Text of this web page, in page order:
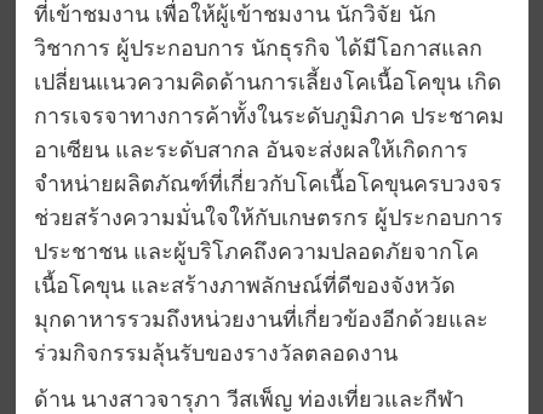
ที่เข้าชมงาน เพื่อให้ผู้เข้าชมงาน นักวิจัย นัก
วิชาการ ผู้ประกอบการ นักธุรกิจ ได้มีโอกาสแลก
เปลี่ยนแนวความคิดด้านการเลี้ยงโคเนื้อโคขุน เกิด
การเจรจาทางการค้าทั้งในระดับภูมิภาค ประชาคม
อาเซียน และระดับสากล อันจะส่งผลให้เกิดการ
จำหน่ายผลิตภัณฑ์ที่เกี่ยวกับโคเนื้อโคขุนครบวงจร
ช่วยสร้างความมั่นใจให้กับเกษตรกร ผู้ประกอบการ
ประชาชน และผู้บริโภคถึงความปลอดภัยจากโค
เนื้อโคขุน และสร้างภาพลักษณ์ที่ดีของจังหวัด
มุกดาหารรวมถึงหน่วยงานที่เกี่ยวข้องอีกด้วยและ
ร่วมกิจกรรมลุ้นรับของรางวัลตลอดงาน
ด้าน นางสาวจารุภา วีสเพ็ญ ท่องเที่ยวและกีฬา